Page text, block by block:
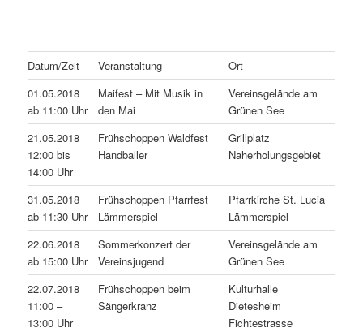
Datum/Zeit Veranstaltung
Ort
01.05.2018
ab 11:00 Uhr
Maifest – Mit Musik in
den Mai
Vereinsgelände am
Grünen See
21.05.2018
12:00 bis
14:00 Uhr
Frühschoppen Waldfest
Handballer
Grillplatz
Naherholungsgebiet
31.05.2018
ab 11:30 Uhr
Frühschoppen Pfarrfest
Lämmerspiel
Pfarrkirche St. Lucia
Lämmerspiel
22.06.2018
ab 15:00 Uhr
Sommerkonzert der
Vereinsjugend
Vereinsgelände am
Grünen See
22.07.2018
11:00 –
13:00 Uhr
Frühschoppen beim
Sängerkranz
Kulturhalle
Dietesheim
Fichtestrasse